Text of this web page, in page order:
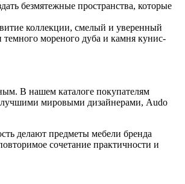
безмятежные пространства, которые
коллекции, смелый и уверенный
мореного дуба и камня кунис-
В нашем каталоге покупателям
лучшими мировыми дизайнерами, Audo
делают предметы мебели бренда
сочетание практичности и